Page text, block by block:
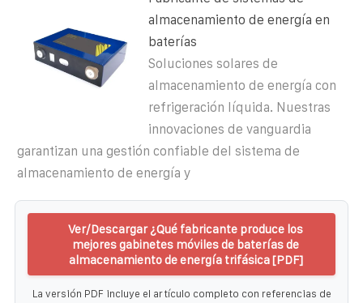
almacenamiento de energía en
baterías
Soluciones solares de
almacenamiento de energía con
refrigeración líquida. Nuestras
innovaciones de vanguardia
garantizan una gestión confiable del sistema de
almacenamiento de energía y
Ver/Descargar ¿Qué fabricante produce los
mejores gabinetes móviles de baterías de
almacenamiento de energía trifásica [PDF]
La versión PDF incluye el artículo completo con referencias de